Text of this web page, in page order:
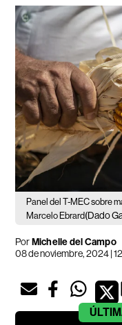
Panel del T-MEC sobre
Marcelo Ebrard(Dado
PorMichelle del Campo
08 de noviembre, 2024 |